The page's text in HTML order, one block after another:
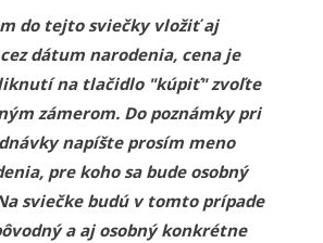
do tejto sviečky vložiť aj
dátum narodenia, cena je
na tlačidlo "kúpiť" zvoľte
zámerom. Do poznámky pri
napíšte prosím meno
pre koho sa bude osobný
sviečke budú v tomto prípade
a aj osobný konkrétne